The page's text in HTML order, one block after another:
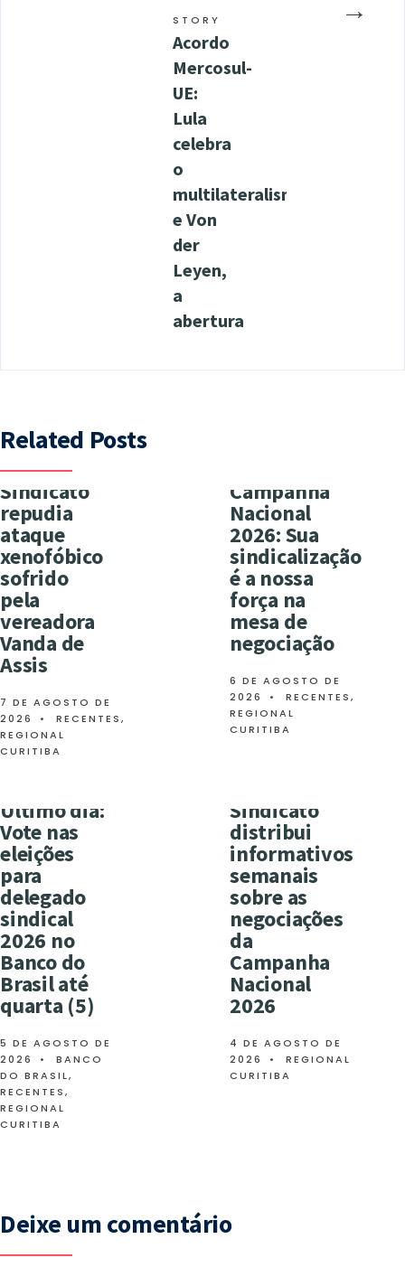
→
STORY
Acordo
Mercosul-
UE:
Lula
celebra
o
multilateralismo
e Von
der
Leyen,
a
abertura
Related Posts
Sindicato
repudia
ataque
xenofóbico
sofrido
pela
vereadora
Vanda de
Assis
7 DE AGOSTO DE
2026
• RECENTES,
REGIONAL
CURITIBA
Campanha
Nacional
2026: Sua
sindicalização
é a nossa
força na
mesa de
negociação
6 DE AGOSTO DE
2026
• RECENTES,
REGIONAL
CURITIBA
Último dia:
Vote nas
eleições
para
delegado
sindical
2026 no
Banco do
Brasil até
quarta (5)
5 DE AGOSTO DE
2026
•
BANCO
DO BRASIL,
RECENTES,
REGIONAL
CURITIBA
Sindicato
distribui
informativos
semanais
sobre as
negociações
da
Campanha
Nacional
2026
4 DE AGOSTO DE
2026
•
REGIONAL
CURITIBA
Deixe um comentário